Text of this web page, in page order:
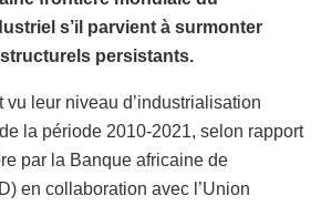
s’il parvient à surmonter
persistants.
leur niveau d’industrialisation
la période 2010-2021, selon rapport
par la Banque africaine de
en collaboration avec l’Union